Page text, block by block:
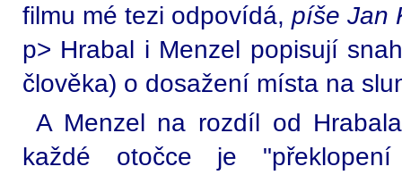
filmu mé tezi odpovídá, píše Jan
p> Hrabal i Menzel popisují
člověka) o dosažení místa na
A Menzel na rozdíl od
každé otočce je